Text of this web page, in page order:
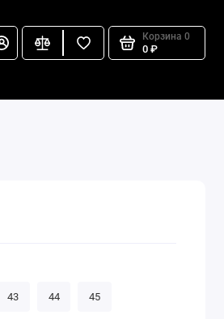
Корзина 0
0 ₽
43 44 45